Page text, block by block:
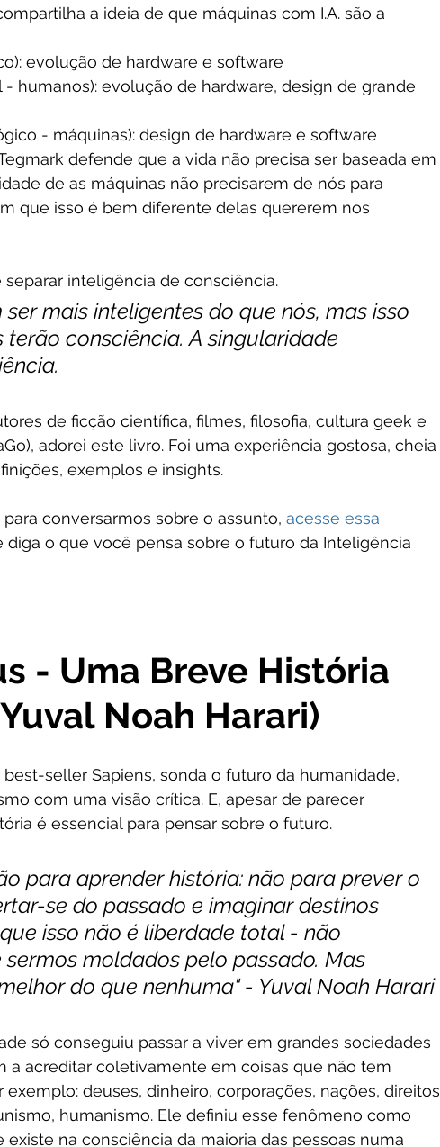
a ideia de que máquinas com I.A. são a
evolução de hardware e software
- humanos): evolução de hardware, design de grande
- máquinas): design de hardware e software
defende que a vida não precisa ser baseada em
de as máquinas não precisarem de nós para
que isso é bem diferente delas quererem nos
inteligência de consciência.
mais inteligentes do que nós, mas isso
consciência. A singularidade
de ficção científica, filmes, filosofia, cultura geek e
adorei este livro. Foi uma experiência gostosa, cheia
exemplos e insights.
conversarmos sobre o assunto, acesse essa
diga o que você pensa sobre o futuro da Inteligência
- Uma Breve História
Noah Harari)
seller Sapiens, sonda o futuro da humanidade,
com uma visão crítica. E, apesar de parecer
é essencial para pensar sobre o futuro.
para aprender história: não para prever o
se do passado e imaginar destinos
isso não é liberdade total - não
moldados pelo passado. Mas
do que nenhuma" - Yuval Noah Harari
só conseguiu passar a viver em grandes sociedades
a acreditar coletivamente em coisas que não tem
exemplo: deuses, dinheiro, corporações, nações, direitos
humanismo. Ele definiu esse fenômeno como
existe na consciência da maioria das pessoas numa